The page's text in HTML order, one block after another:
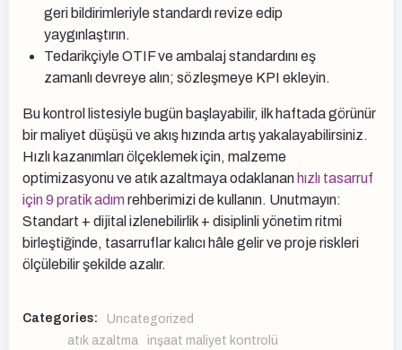
geri bildirimleriyle standardı revize edip
yaygınlaştırın.
Tedarikçiyle OTIF ve ambalaj standardını eş
zamanlı devreye alın; sözleşmeye KPI ekleyin.
Bu kontrol listesiyle bugün başlayabilir, ilk haftada görünür
bir maliyet düşüşü ve akış hızında artış yakalayabilirsiniz.
Hızlı kazanımları ölçeklemek için, malzeme
optimizasyonu ve atık azaltmaya odaklanan hızlı tasarruf
için 9 pratik adımrehberimizi de kullanın. Unutmayın:
Standart + dijital izlenebilirlik + disiplinli yönetim ritmi
birleştiğinde, tasarruflar kalıcı hâle gelir ve proje riskleri
ölçülebilir şekilde azalır.
Categories: Uncategorized
atık azaltma
inşaat maliyet kontrolü